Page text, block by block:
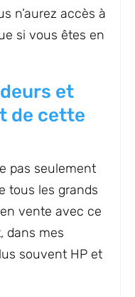
n’aurez accès à
si vous êtes en
et
de cette
pas seulement
tous les grands
vente avec ce
dans mes
souvent HP et